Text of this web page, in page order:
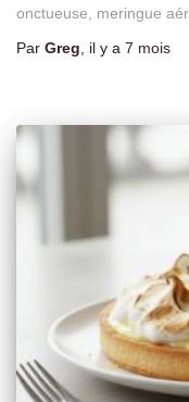
onctueuse, meringue
Par Greg, il y a 7 mois